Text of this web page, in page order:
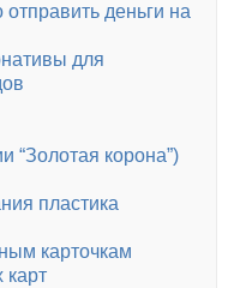
деньги на
для
“Золотая корона”)
пластика
карточкам